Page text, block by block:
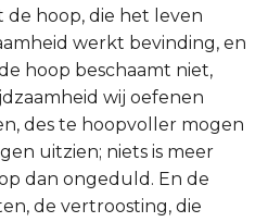
de hoop, die het leven
werkt bevinding, en
hoop beschaamt niet,
wij oefenen
des te hoopvoller mogen
uitzien; niets is meer
dan ongeduld. En de
de vertroosting, die